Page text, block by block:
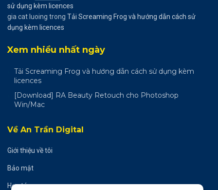
sử dụng kèm licences
gia cat luoing trong Tải Screaming Frog và hướng dẫn cách sử
dụng kèm licences
Xem nhiều nhất ngày
Tải Screaming Frog và hướng dẫn cách sử dụng kèm
licences
[Download] RA Beauty Retouch cho Photoshop
Win/Mac
Về An Trần Digital
Giới thiệu về tôi
Bảo mật
Hợp tác